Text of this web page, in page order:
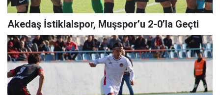
Akedaş İstiklalspor, Muşspor’u 2-0’la Geçti